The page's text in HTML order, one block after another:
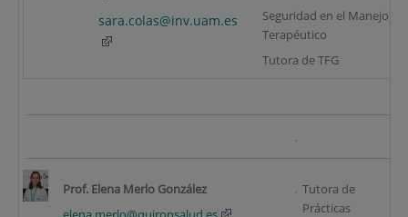
sara.colas@inv.uam.es
Seguridad en el Manejo
Terapéutico
Tutora de TFG
Prof. Elena Merlo González
Tutora de
Prácticas